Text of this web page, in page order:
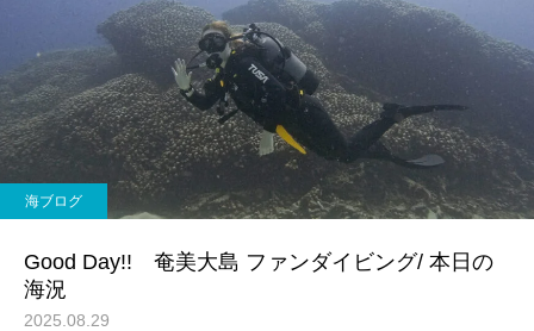
海ブログ
Good Day!! 奄美大島 ファンダイビング/ 本日の
海況
2025.08.29